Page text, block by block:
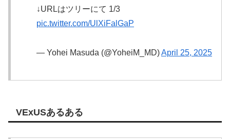
↓URLはツリーにて 1/3
pic.twitter.com/UlXiFalGaP
— Yohei Masuda (@YoheiM_MD)April 25, 2025
VExUSあるある